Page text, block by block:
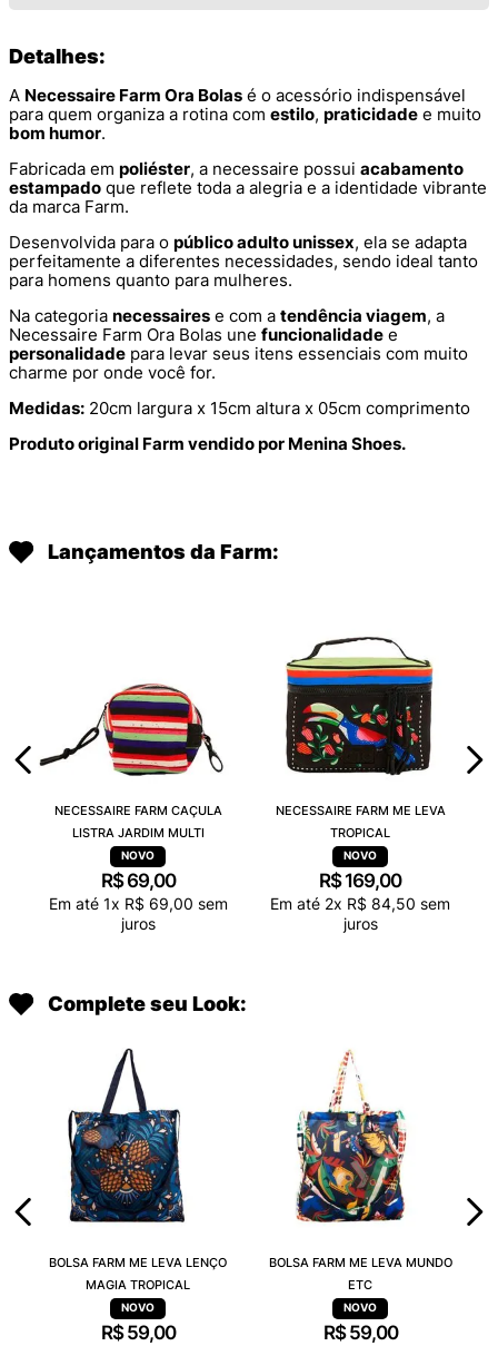
Detalhes:
A Necessaire Farm Ora Bolas é o acessório indispensável
para quem organiza a rotina com estilo, praticidade e muito
bom humor.
Fabricada em poliéster, a necessaire possui acabamento
estampado que reflete toda a alegria e a identidade vibrante
da marca Farm.
Desenvolvida para o público adulto unissex, ela se adapta
perfeitamente a diferentes necessidades, sendo ideal tanto
para homens quanto para mulheres.
Na categoria necessaires e com a tendência viagem, a
Necessaire Farm Ora Bolas une funcionalidade e
personalidade para levar seus itens essenciais com muito
charme por onde você for.
Medidas: 20cm largura x 15cm altura x 05cm comprimento
Produto original Farm vendido por Menina Shoes.
Lançamentos da Farm:
NECESSAIRE FARM CAÇULA
LISTRA JARDIM MULTI
R$ 69,00
Em até 1x R$ 69,00 sem
juros
NECESSAIRE FARM ME LEVA
TROPICAL
R$ 169,00
Em até 2x R$ 84,50 sem
juros
Complete seu Look:
BOLSA FARM ME LEVA LENÇO
MAGIA TROPICAL
R$ 59,00
BOLSA FARM ME LEVA MUNDO
ETC
R$ 59,00